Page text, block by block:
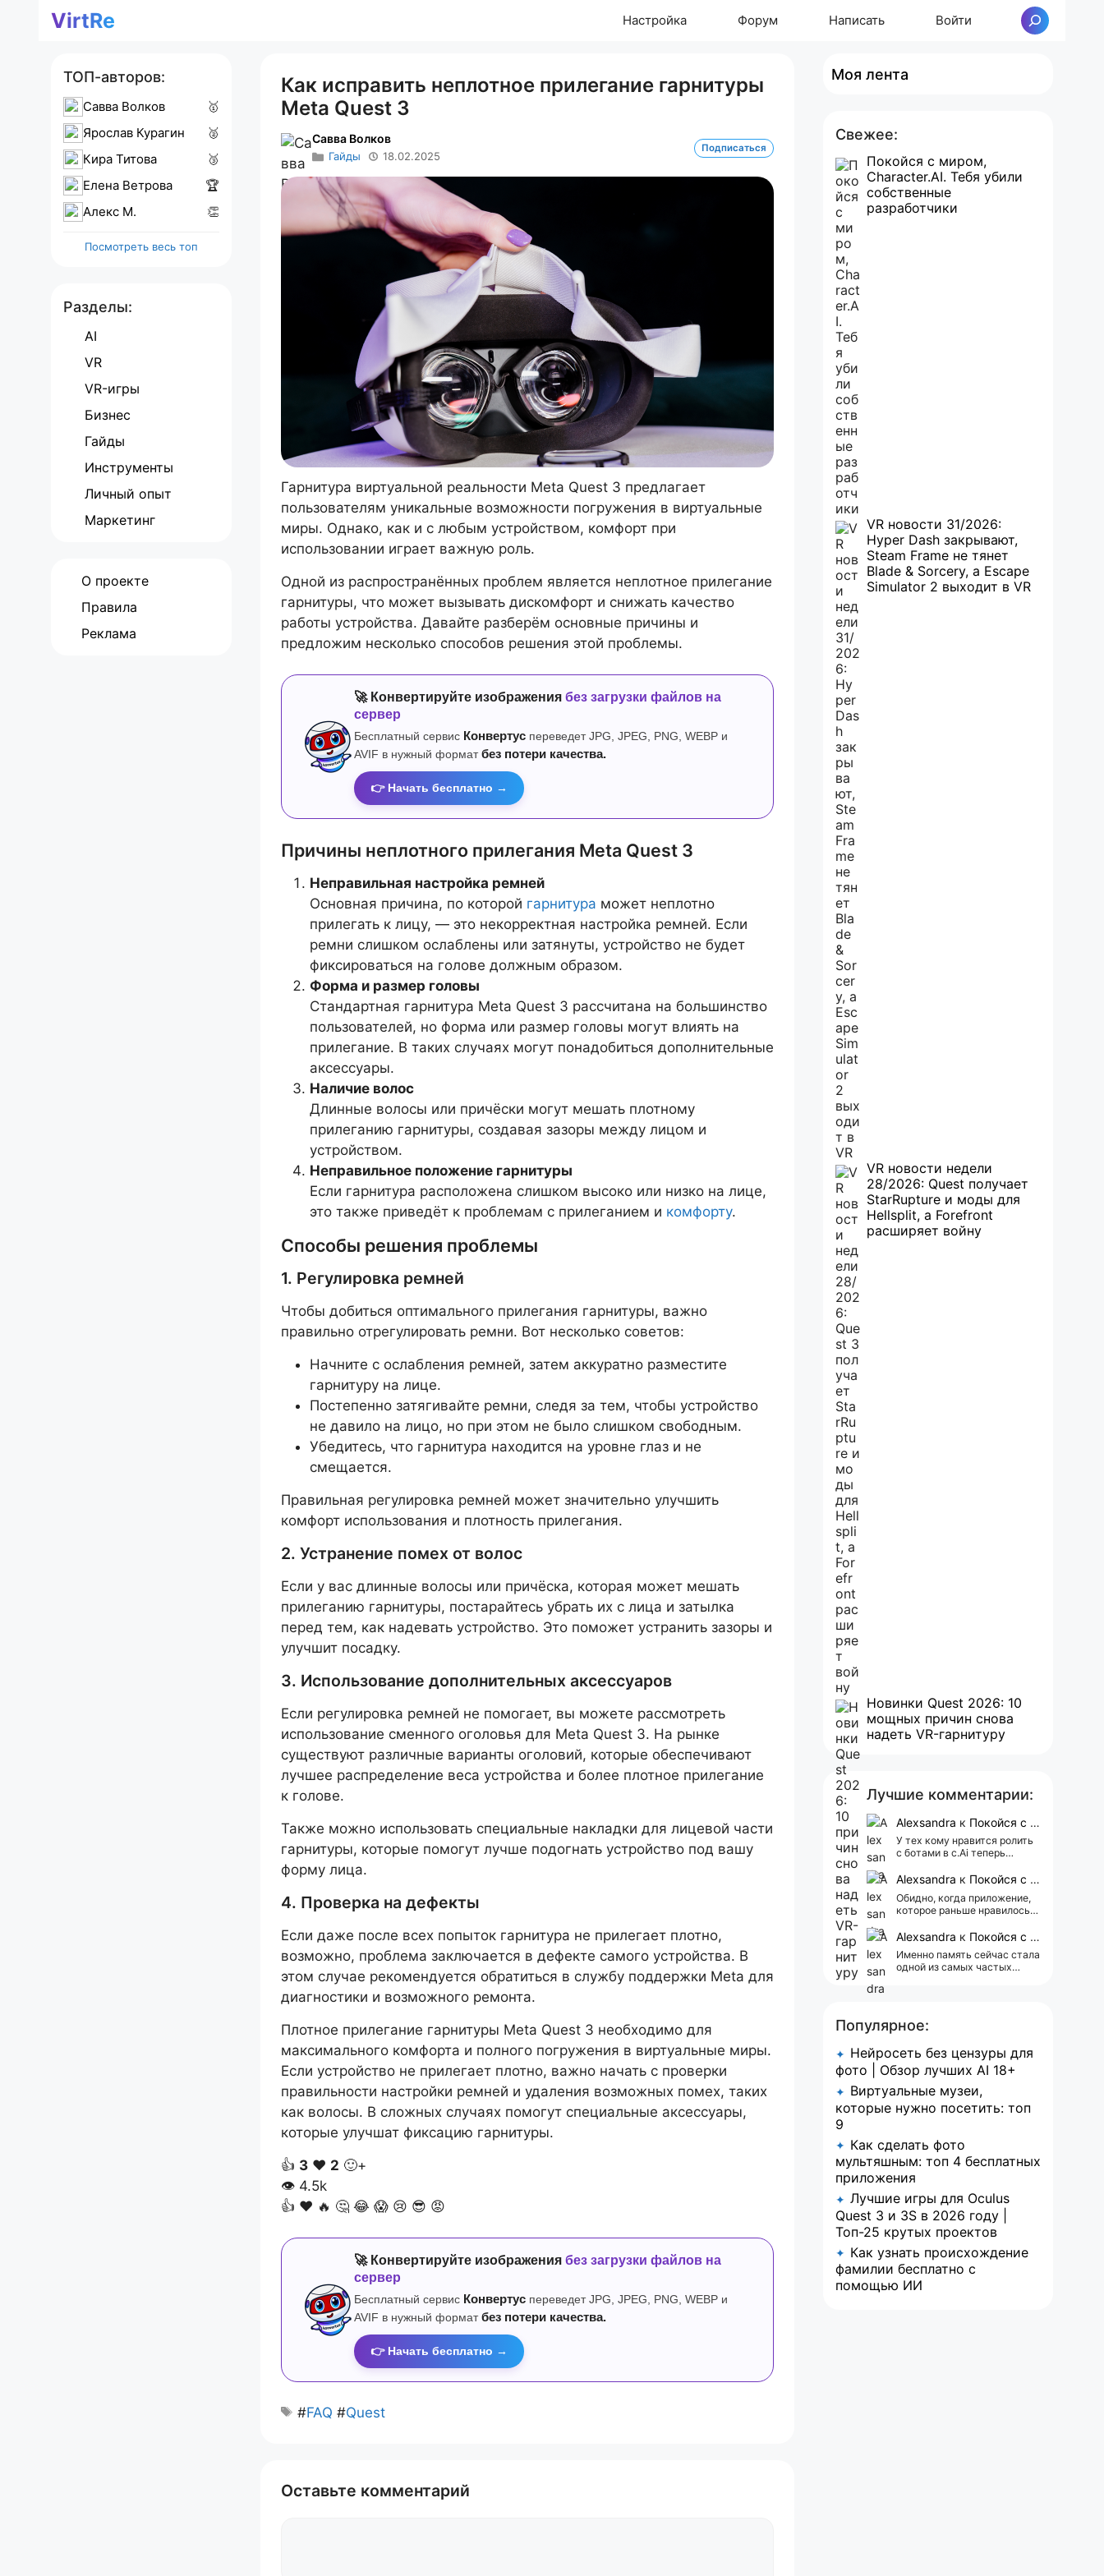
ПерейтиVirtRe Настройка Форум Написать Войти Поиск
Как исправить неплотное прилегание гарнитуры
Meta Quest 3
Савва Волков
Гайды 18.02.2025
Подписаться
Гарнитура виртуальной реальности Meta Quest 3 предлагает
пользователям уникальные возможности погружения в виртуальные
миры. Однако, как и с любым устройством, комфорт при
использовании играет важную роль.
Одной из распространённых проблем является неплотное прилегание
гарнитуры, что может вызывать дискомфорт и снижать качество
работы устройства. Давайте разберём основные причины и
предложим несколько способов решения этой проблемы.
🚀 Конвертируйте изображения без загрузки файлов на
сервер
Бесплатный сервис Конвертус переведет JPG, JPEG, PNG, WEBP и
AVIF в нужный формат без потери качества.
👉 Начать бесплатно →
Причины неплотного прилегания Meta Quest 3
Неправильная настройка ремней
Основная причина, по которой гарнитура может неплотно
прилегать к лицу, — это некорректная настройка ремней. Если
ремни слишком ослаблены или затянуты, устройство не будет
фиксироваться на голове должным образом.
Форма и размер головы
Стандартная гарнитура Meta Quest 3 рассчитана на большинство
пользователей, но форма или размер головы могут влиять на
прилегание. В таких случаях могут понадобиться дополнительные
аксессуары.
Наличие волос
Длинные волосы или причёски могут мешать плотному
прилеганию гарнитуры, создавая зазоры между лицом и
устройством.
Неправильное положение гарнитуры
Если гарнитура расположена слишком высоко или низко на лице,
это также приведёт к проблемам с прилеганием и комфорту.
Способы решения проблемы
1. Регулировка ремней
Чтобы добиться оптимального прилегания гарнитуры, важно
правильно отрегулировать ремни. Вот несколько советов:
Начните с ослабления ремней, затем аккуратно разместите
гарнитуру на лице.
Постепенно затягивайте ремни, следя за тем, чтобы устройство
не давило на лицо, но при этом не было слишком свободным.
Убедитесь, что гарнитура находится на уровне глаз и не
смещается.
Правильная регулировка ремней может значительно улучшить
комфорт использования и плотность прилегания.
2. Устранение помех от волос
Если у вас длинные волосы или причёска, которая может мешать
прилеганию гарнитуры, постарайтесь убрать их с лица и затылка
перед тем, как надевать устройство. Это поможет устранить зазоры и
улучшит посадку.
3. Использование дополнительных аксессуаров
Если регулировка ремней не помогает, вы можете рассмотреть
использование сменного оголовья для Meta Quest 3. На рынке
существуют различные варианты оголовий, которые обеспечивают
лучшее распределение веса устройства и более плотное прилегание
к голове.
Также можно использовать специальные накладки для лицевой части
гарнитуры, которые помогут лучше подогнать устройство под вашу
форму лица.
4. Проверка на дефекты
Если даже после всех попыток гарнитура не прилегает плотно,
возможно, проблема заключается в дефекте самого устройства. В
этом случае рекомендуется обратиться в службу поддержки Meta для
диагностики и возможного ремонта.
Плотное прилегание гарнитуры Meta Quest 3 необходимо для
максимального комфорта и полного погружения в виртуальные миры.
Если устройство не прилегает плотно, важно начать с проверки
правильности настройки ремней и удаления возможных помех, таких
как волосы. В сложных случаях помогут специальные аксессуары,
которые улучшат фиксацию гарнитуры.
👍 3 ❤️ 2 🙂+
👁 4.5k
👍 ❤️ 🔥 🤔 😂 😱 😢 😎 😡
🚀 Конвертируйте изображения без загрузки файлов на
сервер
Бесплатный сервис Конвертус переведет JPG, JPEG, PNG, WEBP и
AVIF в нужный формат без потери качества.
👉 Начать бесплатно →
#FAQ #Quest
Оставьте комментарий
ТОП-авторов:
Савва Волков
🥇
Ярослав Курагин
🥈
Кира Титова
🥉
Елена Ветрова
🏆
Алекс M.
👏
Посмотреть весь топ
Разделы:
AI
VR
VR-игры
Бизнес
Гайды
Инструменты
Личный опыт
Маркетинг
О проекте
Правила
Реклама
Моя лента
Свежее:
Покойся с миром,
Character.AI. Тебя убили
собственные
разработчики
VR новости 31/2026:
Hyper Dash закрывают,
Steam Frame не тянет
Blade & Sorcery, а Escape
Simulator 2 выходит в VR
VR новости недели
28/2026: Quest получает
StarRupture и моды для
Hellsplit, а Forefront
расширяет войну
Новинки Quest 2026: 10
мощных причин снова
надеть VR-гарнитуру
Лучшие комментарии:
Alexsandra к Покойся с миром, Character.AI. Тебя убили собственные разработчики
У тех кому нравится ролить
с ботами в c.Ai теперь
АААААА 😁 ХВАТИТ 🤯😖😵‍💫
Alexsandra к Покойся с миром, Character.AI. Тебя убили собственные разработчики
Обидно, когда приложение,
которое раньше нравилось, а
реклама 😢
Alexsandra к Покойся с миром, Character.AI. Тебя убили собственные разработчики
Именно память сейчас стала
одной из самых частых
Популярное:
✦ Нейросеть без цензуры для
фото | Обзор лучших AI 18+
✦ Виртуальные музеи,
которые нужно посетить: топ
9
✦ Как сделать фото
мультяшным: топ 4 бесплатных
приложения
✦ Лучшие игры для Oculus
Quest 3 и 3S в 2026 году |
Топ-25 крутых проектов
✦ Как узнать происхождение
фамилии бесплатно с
помощью ИИ